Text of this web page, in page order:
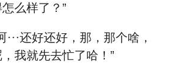
么样了？”
···还好还好，那，那个啥，
我就先去忙了哈！”